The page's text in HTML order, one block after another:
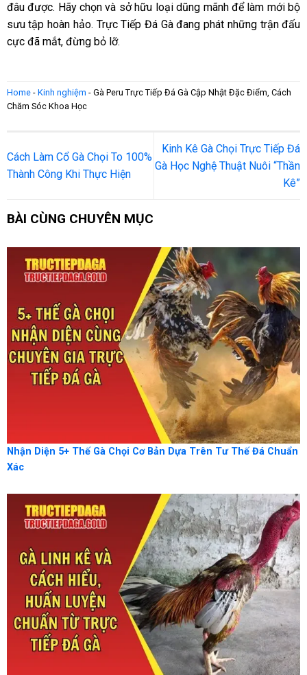
đâu được. Hãy chọn và sở hữu loại dũng mãnh để làm mới bộ
sưu tập hoàn hảo. Trực Tiếp Đá Gà đang phát những trận đấu
cực đã mắt, đừng bỏ lỡ.
Home- Kinh nghiệm - Gà Peru Trực Tiếp Đá Gà Cập Nhật Đặc Điểm, Cách
Chăm Sóc Khoa Học
Cách Làm Cổ Gà Chọi To 100%
Thành Công Khi Thực Hiện
Kinh Kê Gà Chọi Trực Tiếp Đá
Gà Học Nghệ Thuật Nuôi “Thần
Kê”
BÀI CÙNG CHUYÊN MỤC
Nhận Diện 5+ Thế Gà Chọi Cơ Bản Dựa Trên Tư Thế Đá Chuẩn
Xác